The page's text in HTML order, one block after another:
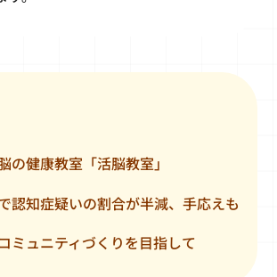
の健康教室「活脳教室」
認知症疑いの割合が半減、手応えも
ミュニティづくりを目指して